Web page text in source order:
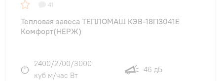
41
Тепловая завеса ТЕПЛОМАШ КЭВ-18П3041E
Комфорт(НЕРЖ)
2400/2700/3000
куб м/час Вт
46 дБ